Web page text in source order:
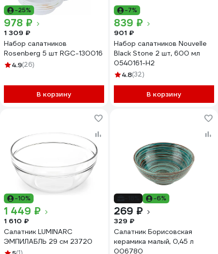
-25%
978 ₽
1 309 ₽
Набор салатников
Rosenberg 5 шт RGC-130016
4.9(26)
В корзину
-7%
839 ₽
901 ₽
Набор салатников Nouvelle
Black Stone 2 шт, 600 мл
0540161-Н2
4.8(32)
В корзину
-10%
1 449 ₽
1 610 ₽
Салатник LUMINARC
ЭМПИЛАБЛЬ 29 см 23720
-6%
269 ₽
329 ₽
Салатник Борисовская
керамика малый, 0,45 л
006780